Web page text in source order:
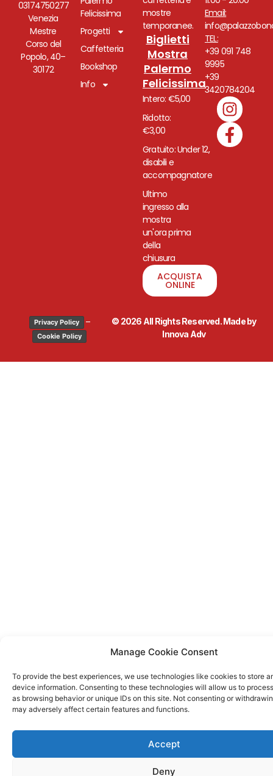
Manage Cookie Consent
To provide the best experiences, we use technologies like cookies to store
device information. Consenting to these technologies will allow us to
as browsing behavior or unique IDs on this site. Not consenting or
may adversely affect certain features and functions.
Accept
Deny
03174750277
Venezia
Mestre
Corso del
Popolo, 40–
30172
Felicissima
Progetti
Caffetteria
Bookshop
Info
mostre
temporanee.
Biglietti
Mostra
Palermo
Felicissima
Intero: €5,00
Ridotto:
€3,00
Gratuito: Under 12,
disabili e
accompagnatore
Ultimo
ingresso alla
mostra
un'ora prima
della
chiusura
ACQUISTA
ONLINE
Email:
TEL:
+39 091 748
9995
+39
3420784204
Privacy Policy –
Cookie Policy
© 2026 All Rights Reserved. Made by
Innova Adv